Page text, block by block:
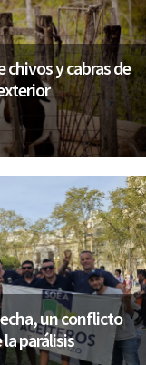
y cabras de
un conflicto
parálisis